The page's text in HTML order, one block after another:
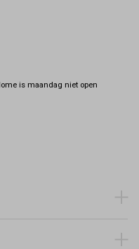
is maandag niet open